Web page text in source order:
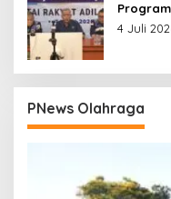
Prabowo
4 Juli
PNews Olahraga